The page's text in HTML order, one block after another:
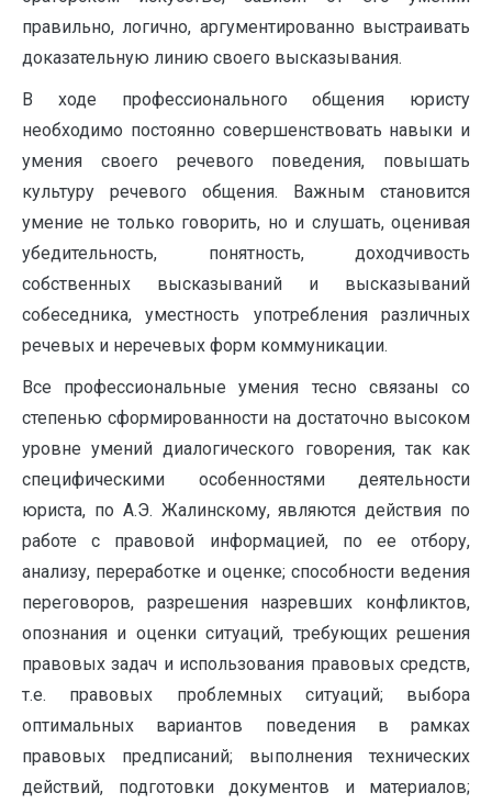
правильно, логично, аргументированно выстраивать
доказательную линию своего высказывания.
В ходе профессионального общения юристу
необходимо постоянно совершенствовать навыки и
умения своего речевого поведения, повышать
культуру речевого общения. Важным становится
умение не только говорить, но и слушать, оценивая
убедительность, понятность, доходчивость
собственных высказываний и высказываний
собеседника, уместность употребления различных
речевых и неречевых форм коммуникации.
Все профессиональные умения тесно связаны со
степенью сформированности на достаточно высоком
уровне умений диалогического говорения, так как
специфическими особенностями деятельности
юриста, по А.Э. Жалинскому, являются действия по
работе с правовой информацией, по ее отбору,
анализу, переработке и оценке; способности ведения
переговоров, разрешения назревших конфликтов,
опознания и оценки ситуаций, требующих решения
правовых задач и использования правовых средств,
т.е. правовых проблемных ситуаций; выбора
оптимальных вариантов поведения в рамках
правовых предписаний; выполнения технических
действий, подготовки документов и материалов;